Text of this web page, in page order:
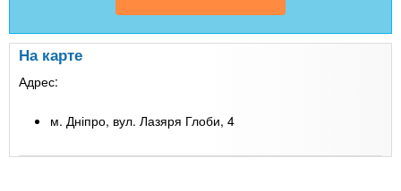
На карте
Адрес:
м. Дніпро, вул. Лазяря Глоби, 4